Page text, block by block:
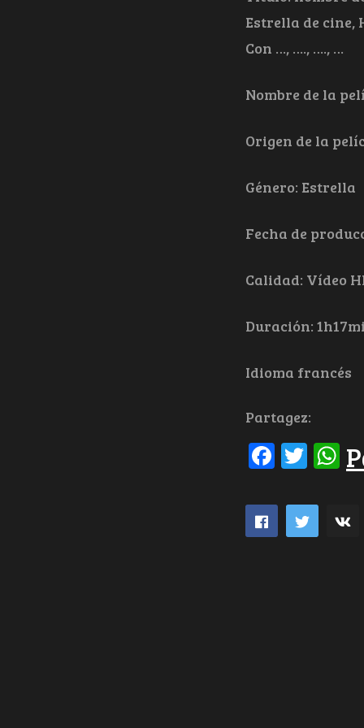
Estrella de cine,
Con …, …., …., …
Nombre de la
Origen de la
Género: Estrella
Fecha de
Calidad: Vídeo
Duración:
Idioma francés
Partagez: